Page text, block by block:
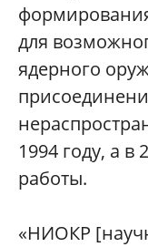
для
ядерного
1994 году, а в
работы.
«НИОКР